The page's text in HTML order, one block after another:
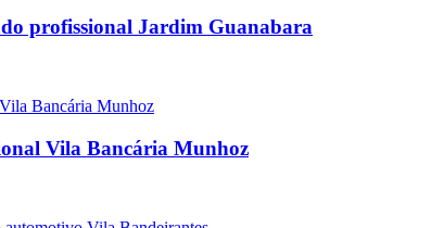
profissional Jardim Guanabara
Vila Bancária Munhoz